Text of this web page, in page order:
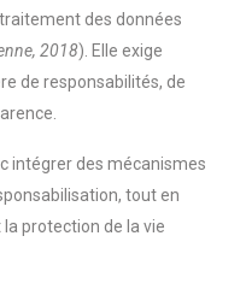
des données
2018). Elle exige
de responsabilités, de
intégrer des mécanismes
tout en
protection de la vie